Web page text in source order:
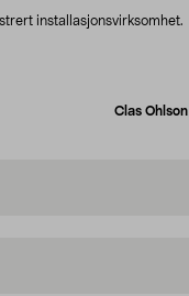
installasjonsvirksomhet.
Clas Ohlson